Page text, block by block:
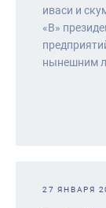
иваси и
«В»
нынешним
27 ЯНВАРЯ